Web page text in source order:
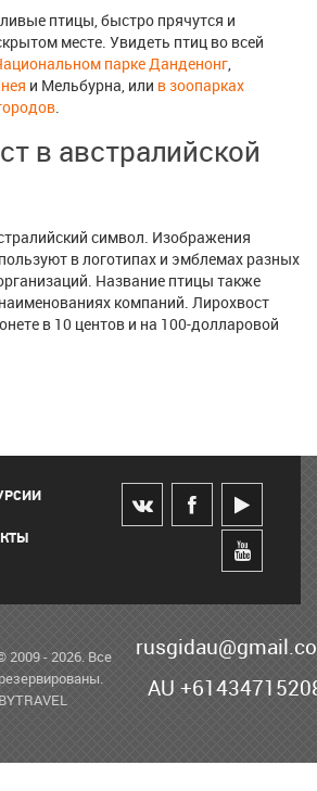
птицы, быстро прячутся и
месте. Увидеть птиц во всей
парке Данденонг,
и Мельбурна, или в зоопарках
.
в австралийской
символ. Изображения
в логотипах и эмблемах разных
Название птицы также
компаний. Лирохвост
в 10 центов и на 100-долларовой
2009 - 2026. Все
AU